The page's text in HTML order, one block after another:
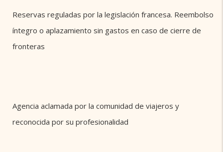
Reservas reguladas por la legislación francesa. Reembolso
íntegro o aplazamiento sin gastos en caso de cierre de
fronteras
Agencia aclamada por la comunidad de viajeros y
reconocida por su profesionalidad